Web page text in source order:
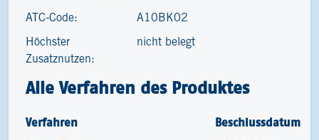
ATC-Code: A10BK02
Höchster
Zusatznutzen:
nicht belegt
Alle Verfahren des Produktes
Verfahren Beschlussdatum